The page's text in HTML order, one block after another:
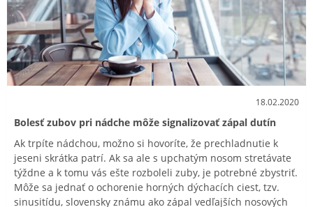
18.02.2020
Bolesť zubov pri nádche môže signalizovať zápal dutín
Ak trpíte nádchou, možno si hovoríte, že prechladnutie k
jeseni skrátka patrí. Ak sa ale s upchatým nosom stretávate
týždne a k tomu vás ešte rozboleli zuby, je potrebné zbystriť.
Môže sa jednať o ochorenie horných dýchacích ciest, tzv.
sinusitídu, slovensky známu ako zápal vedľajších nosových